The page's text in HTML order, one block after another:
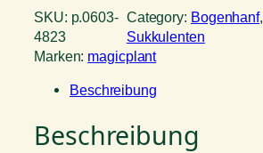
SKU: p.0603-
4823
Category: Bogenhanf,
Sukkulenten
Marken: magicplant
Beschreibung
Beschreibung